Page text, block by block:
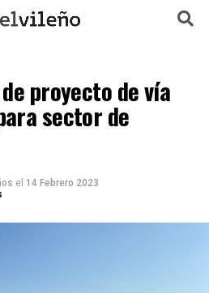
proyecto de vía
sector de
el 14 Febrero 2023